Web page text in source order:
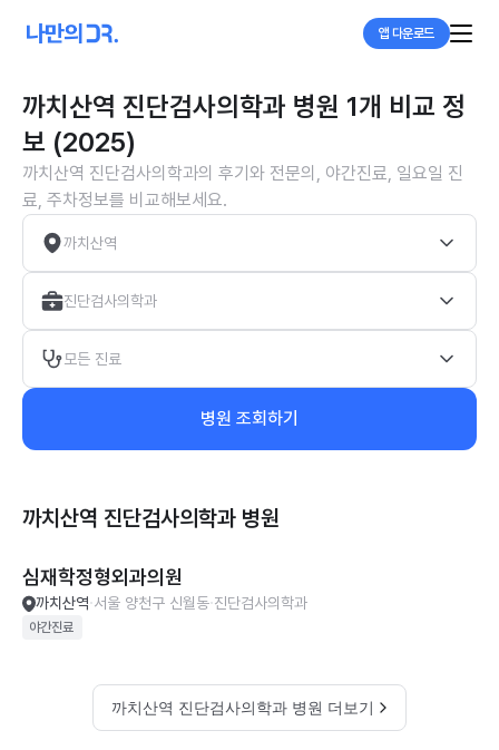
앱 다운로드
까치산역 진단검사의학과 병원 1개 비교 정
보 (2025)
까치산역 진단검사의학과의 후기와 전문의, 야간진료, 일요일 진
료, 주차정보를 비교해보세요.
까치산역
진단검사의학과
모든 진료
병원 조회하기
까치산역 진단검사의학과 병원
심재학정형외과의원
까치산역 서울 양천구 신월동 진단검사의학과
야간진료
까치산역 진단검사의학과 병원 더보기